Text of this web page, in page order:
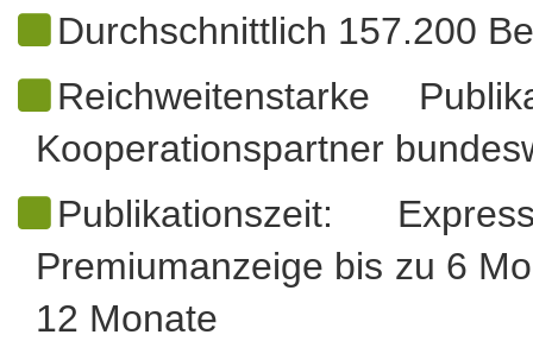
Durchschnittlich 157.200
Reichweitenstarke
Kooperationspartner
Publikationszeit:
Premiumanzeige bis zu 6
12 Monate